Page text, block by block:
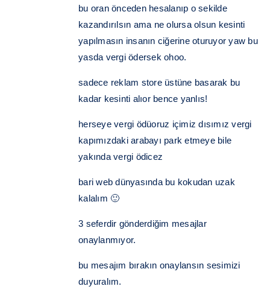
bu oran önceden hesalanıp o sekilde
kazandırılsın ama ne olursa olsun kesinti
yapılmasın insanın ciğerine oturuyor yaw bu
yasda vergi ödersek ohoo.
sadece reklam store üstüne basarak bu
kadar kesinti alıor bence yanlıs!
herseye vergi ödüoruz içimiz dısımız vergi
kapımızdaki arabayı park etmeye bile
yakında vergi ödicez
bari web dünyasında bu kokudan uzak
kalalım 🙂
3 seferdir gönderdiğim mesajlar
onaylanmıyor.
bu mesajım bırakın onaylansın sesimizi
duyuralım.